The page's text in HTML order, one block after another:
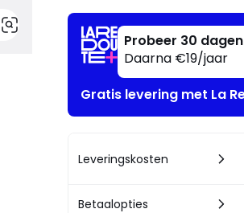
Probeer 30
Daarna €19/jaar
Gratis levering met La
Leveringskosten
Betaalopties